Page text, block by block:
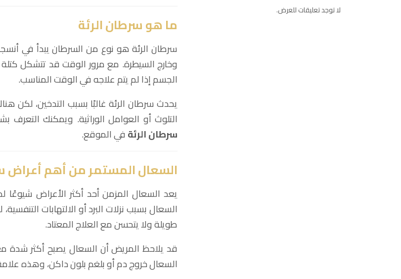
ما هو سرطان الرئة
سرطان الرئة هو نوع من السرطان يبدأ في
وخارج السيطرة. مع مرور الوقت قد تتشكل
الجسم إذا لم يتم علاجه في الوقت المناسب.
يحدث سرطان الرئة غالبًا بسبب التدخين، لكن
التلوث أو العوامل الوراثية. ويمكنك
سرطان الرئة في الموقع.
السعال المستمر من أهم أعراض
يعد السعال المزمن أحد أكثر الأعراض
السعال بسبب نزلات البرد أو الالتهابات
طويلة ولا يتحسن مع العلاج المعتاد.
قد يلاحظ المريض أن السعال يصبح أكثر شدة
السعال خروج دم أو بلغم بلون داكن، وهذه
لا توجد تعليقات للعرض.